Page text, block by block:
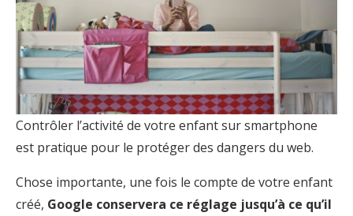
Contrôler l’activité de votre enfant sur smartphone
est pratique pour le protéger des dangers du web.
Chose importante, une fois le compte de votre enfant
créé, Google conservera ce réglage jusqu’à ce qu’il